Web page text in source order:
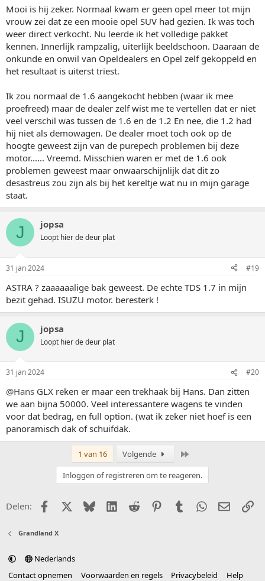
Mooi is hij zeker. Normaal kwam er geen opel meer tot mijn
vrouw zei dat ze een mooie opel SUV had gezien. Ik was toch
weer direct verkocht. Nu leerde ik het volledige pakket
kennen. Innerlijk rampzalig, uiterlijk beeldschoon. Daaraan de
onkunde en onwil van Opeldealers en Opel zelf gekoppeld en
het resultaat is uiterst triest.
Ik zou normaal de 1.6 aangekocht hebben (waar ik mee
proefreed) maar de dealer zelf wist me te vertellen dat er niet
veel verschil was tussen de 1.6 en de 1.2 En nee, die 1.2 had
hij niet als demowagen. De dealer moet toch ook op de
hoogte geweest zijn van de purepech problemen bij deze
motor...... Vreemd. Misschien waren er met de 1.6 ook
problemen geweest maar onwaarschijnlijk dat dit zo
desastreus zou zijn als bij het kereltje wat nu in mijn garage
staat.
J jopsa
Loopt hier de deur plat
31 jan 2024 #19
ASTRA ? zaaaaaalige bak geweest. De echte TDS 1.7 in mijn
bezit gehad. ISUZU motor. beresterk !
J jopsa
Loopt hier de deur plat
31 jan 2024 #20
@Hans GLX reken er maar een trekhaak bij Hans. Dan zitten
we aan bijna 50000. Veel interessantere wagens te vinden
voor dat bedrag, en full option. (wat ik zeker niet hoef is een
panoramisch dak of schuifdak.
1 van 16 Volgende
Inloggen of registreren om te reageren.
Delen: FacebookX (Twitter)
BlueskyLinkedIn
Reddit PinterestTumblr WhatsApp
E-mail
Grandland X
Nederlands
Contact opnemen
Voorwaarden en regels Privacybeleid
Help